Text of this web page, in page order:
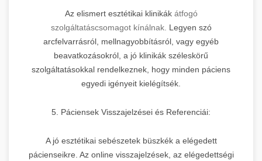
Az elismert esztétikai klinikákátfogó
szolgáltatáscsomagot kínálnak. Legyen szó
arcfelvarrásról, mellnagyobbításról, vagy egyéb
beavatkozásokról, a jó klinikák széleskörű
szolgáltatásokkal rendelkeznek, hogy minden páciens
egyedi igényeit kielégítsék.
5. Páciensek Visszajelzései és Referenciái:
A jó esztétikai sebészetek büszkék a elégedett
pácienseikre. Az online visszajelzések, az elégedettségi